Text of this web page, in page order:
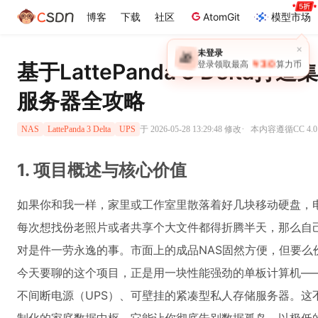
博客 下载 社区 AtomGit 模型市场
×
🎁 未登录
登录领取最高 ￥30 算力币
基于LattePanda 3 Delta打造
服务器全攻略
NAS LattePanda 3 Delta UPS 于 2026-05-28 13:29:48 修改· 本内容遵循CC
1. 项目概述与核心价值
如果你和我一样，家里或工作室里散落着好几块移动硬盘
每次想找份老照片或者共享个大文件都得折腾半天，那么
对是件一劳永逸的事。市面上的成品NAS固然方便，但要
今天要聊的这个项目，正是用一块性能强劲的单板计算机
不间断电源（UPS）、可壁挂的紧凑型私人存储服务器。